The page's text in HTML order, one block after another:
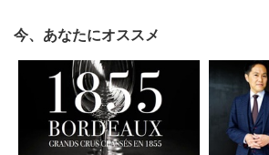
今、あなたにオススメ